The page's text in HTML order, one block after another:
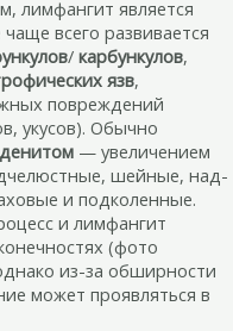
лимфангит является
всего развивается
/ карбункулов,
язв,
повреждений
укусов). Обычно
— увеличением
шейные, над-
и подколенные.
и лимфангит
(фото
из-за обширности
может проявляться в